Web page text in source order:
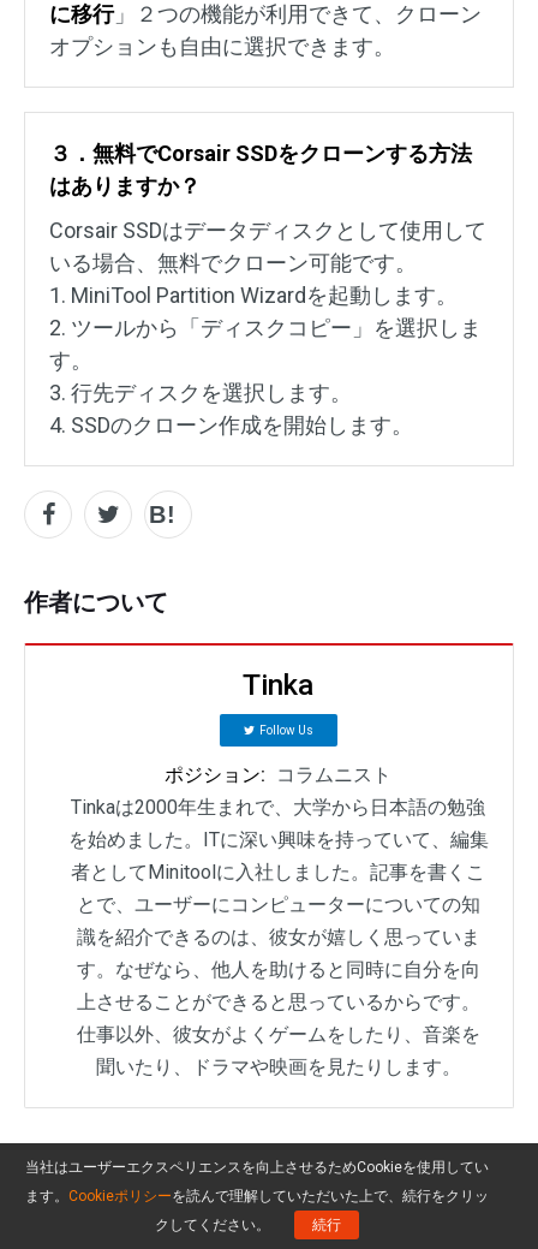
に移行」２つの機能が利用できて、クローン
オプションも自由に選択できます。
３．無料でCorsair SSDをクローンする方法
はありますか？
Corsair SSDはデータディスクとして使用して
いる場合、無料でクローン可能です。
1. MiniTool Partition Wizardを起動します。
2. ツールから「ディスクコピー」を選択しま
す。
3. 行先ディスクを選択します。
4. SSDのクローン作成を開始します。
作者について
Tinka
Follow Us
ポジション:
コラムニスト
Tinkaは2000年生まれで、大学から日本語の勉強
を始めました。ITに深い興味を持っていて、編集
者としてMinitoolに入社しました。記事を書くこ
とで、ユーザーにコンピューターについての知
識を紹介できるのは、彼女が嬉しく思っていま
す。なぜなら、他人を助けると同時に自分を向
上させることができると思っているからです。
仕事以外、彼女がよくゲームをしたり、音楽を
聞いたり、ドラマや映画を見たりします。
当社はユーザーエクスペリエンスを向上させるためCookieを使用してい
ます。 Cookieポリシーを読んで理解していただいた上で、続行をクリッ
クしてください。
続行